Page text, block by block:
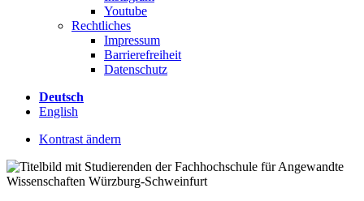
Youtube
Rechtliches
Impressum
Barrierefreiheit
Datenschutz
Deutsch
English
Kontrast ändern